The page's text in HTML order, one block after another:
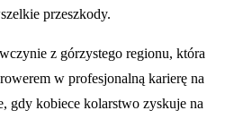
przeszkody.
z górzystego regionu, która
w profesjonalną karierę na
gdy kobiece kolarstwo zyskuje na